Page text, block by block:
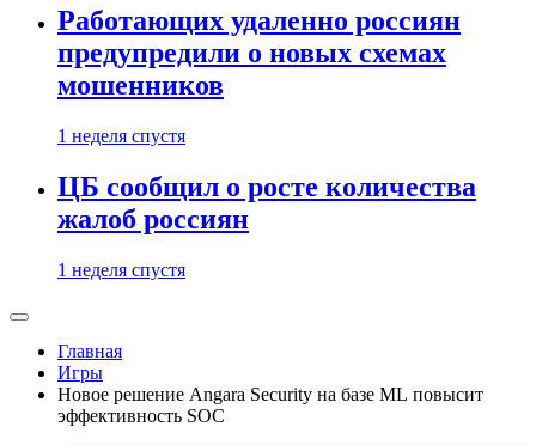
Работающих удаленно россиян
предупредили о новых схемах
мошенников
1 неделя спустя
ЦБ сообщил о росте количества
жалоб россиян
1 неделя спустя
Главная
Игры
Новое решение Angara Security на базе ML повысит
эффективность SOC